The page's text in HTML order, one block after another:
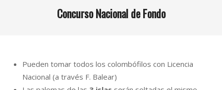
Concurso Nacional de Fondo
Pueden tomar todos los colombófilos con Licencia
Nacional (a través F. Balear)